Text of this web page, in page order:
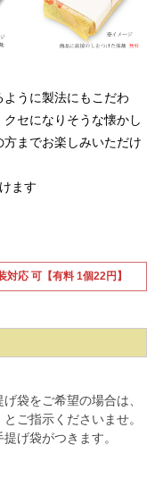
うに製法にもこだわ
セになりそうな懐かし
までお楽しみいただけ
ます
対応 可【有料 1個22円】
袋をご希望の場合は、
ご指示くださいませ。
げ袋がつきます。